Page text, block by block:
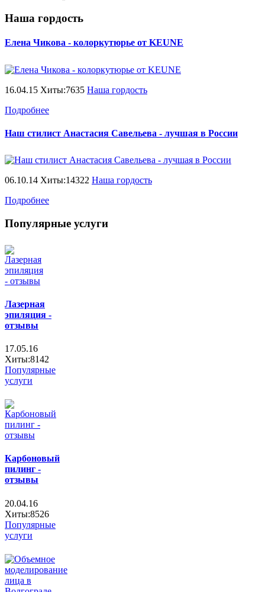
Наша гордость
Елена Чикова - колоркутюрье от KEUNE
16.04.15 Хиты:7635 Наша гордость
Подробнее
Наш стилист Анастасия Савельева - лучшая в России
06.10.14 Хиты:14322 Наша гордость
Подробнее
Популярные услуги
Лазерная
эпиляция -
отзывы
17.05.16
Хиты:8142
Популярные
услуги
Карбоновый
пилинг -
отзывы
20.04.16
Хиты:8526
Популярные
услуги